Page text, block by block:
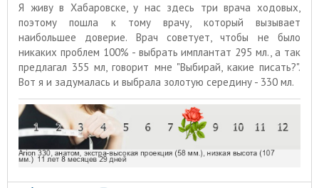
Я живу в Хабаровске, у нас здесь три врача ходовых,
поэтому пошла к тому врачу, который вызывает
наибольшее доверие. Врач советует, чтобы не было
никаких проблем 100% - выбрать имплантат 295 мл., а так
предлагал 355 мл, говорит мне "Выбирай, какие писать?".
Вот я и задумалась и выбрала золотую середину - 330 мл.